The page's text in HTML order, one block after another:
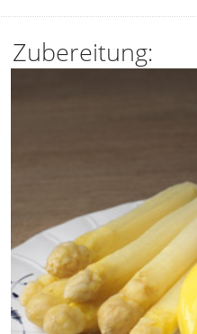
Zubereitung: